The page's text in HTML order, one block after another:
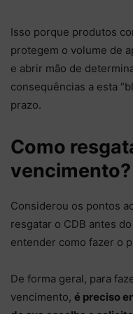
Isso porque produtos
protegem o volume de
e abrir mão de
consequências a esta
prazo.
Como
vencimento?
Considerou os pontos
resgatar o CDB antes
entender como fazer o
De forma geral, para
vencimento, é preciso